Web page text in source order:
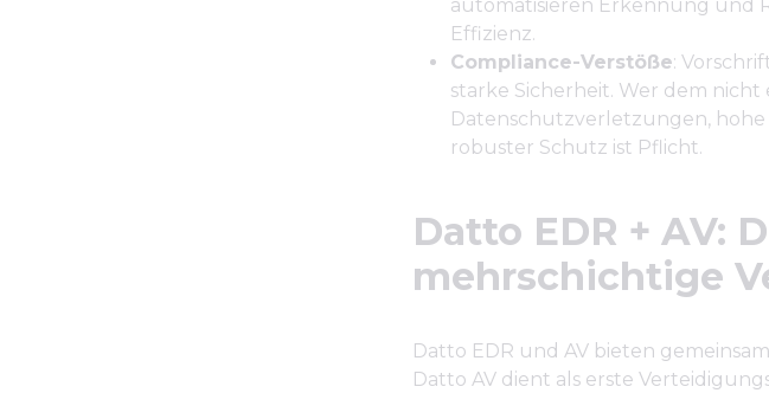
automatisieren Erkennung und
Effizienz.
Compliance-Verstöße:
starke Sicherheit. Wer dem nicht
Datenschutzverletzungen,
robuster Schutz ist Pflicht.
Datto EDR + AV:
mehrschichtige
Datto EDR und AV bieten
Datto AV dient als erste